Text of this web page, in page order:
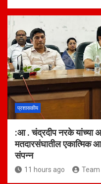
प्रशासकीय
:आ . चंद्रदीप नरके यांच्या
मतदारसंघातील एकात्मिक
संपन्न
11 hours ago